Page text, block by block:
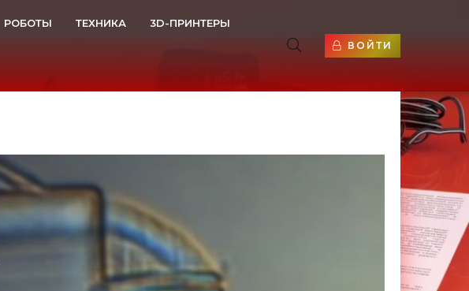
РОБОТЫ ТЕХНИКА 3D-ПРИНТЕРЫ
ВОЙТИ